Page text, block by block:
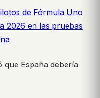
de Fórmula Uno
2026 en las pruebas
que España debería